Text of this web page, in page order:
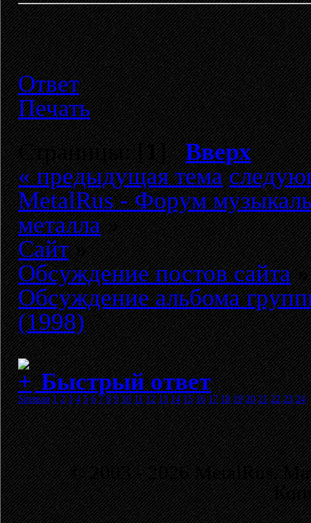
Ответ
Печать
Страницы: [1]Вверх
« предыдущая тема
MetalRus - Форум
металла»
Сайт»
Обсуждение постов сайта»
Обсуждение альбома
(1998)
Быстрый ответ
Sitemap 1 2 3 4 5 6 7 8 9 10 11 12 13 14 15 16 17 18 19 20 21 22 23 24
© 2003 - 2026 MetalRus.